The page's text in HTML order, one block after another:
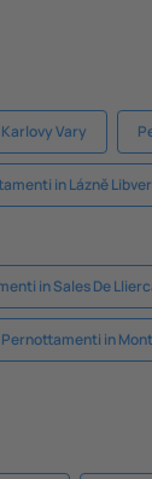
Vary
in Lázně
in Sales De
Pernottamenti in